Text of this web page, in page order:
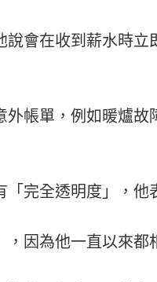
會在收到薪水時立
帳單，例如暖爐
完全透明度」，他
因為他一直以來都